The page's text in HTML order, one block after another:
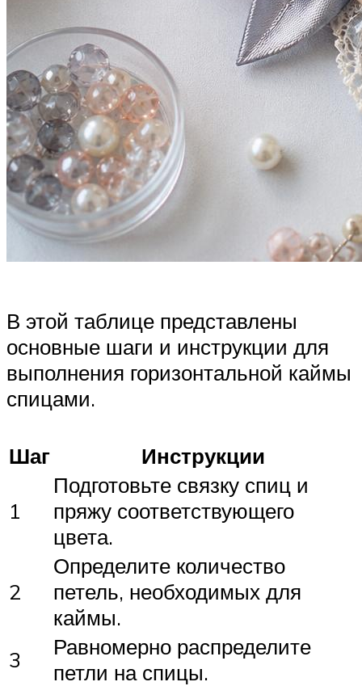
В этой таблице представлены
основные шаги и инструкции для
выполнения горизонтальной каймы
спицами.
Шаг Инструкции
1
Подготовьте связку спиц и
пряжу соответствующего
цвета.
2
Определите количество
петель, необходимых для
каймы.
3
Равномерно распределите
петли на спицы.